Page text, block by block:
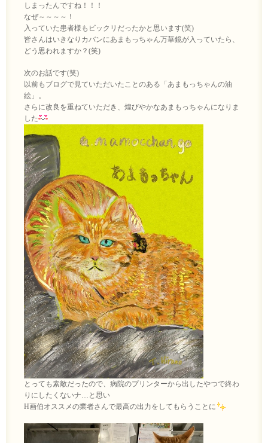
しまったんですね！！！
なぜ～～～～！
入っていた患者様もビックリだったかと思います(笑)
皆さんはいきなりカバンにあまもっちゃん万華鏡が入っていたら、
どう思われますか？(笑)
次のお話です(笑)
以前もブログで見ていただいたことのある「あまもっちゃんの油
絵」。
さらに改良を重ねていただき、煌びやかなあまもっちゃんになりま
した
とっても素敵だったので、病院のプリンターから出したやつで終わ
りにしたくないナ…と思い
H画伯オススメの業者さんで最高の出力をしてもらうことに